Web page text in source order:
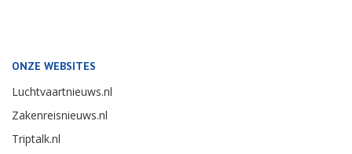
ONZE WEBSITES
Luchtvaartnieuws.nl
Zakenreisnieuws.nl
Triptalk.nl